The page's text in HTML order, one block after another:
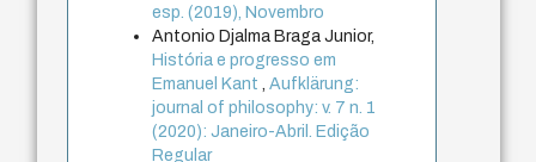
esp. (2019), Novembro
Antonio Djalma Braga Junior,
História e progresso em
Emanuel Kant,Aufklärung:
journal of philosophy: v. 7 n. 1
(2020): Janeiro-Abril. Edição
Regular